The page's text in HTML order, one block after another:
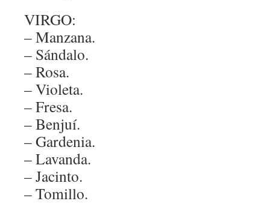
VIRGO:
– Manzana.
– Sándalo.
– Rosa.
– Violeta.
– Fresa.
– Benjuí.
– Gardenia.
– Lavanda.
– Jacinto.
– Tomillo.